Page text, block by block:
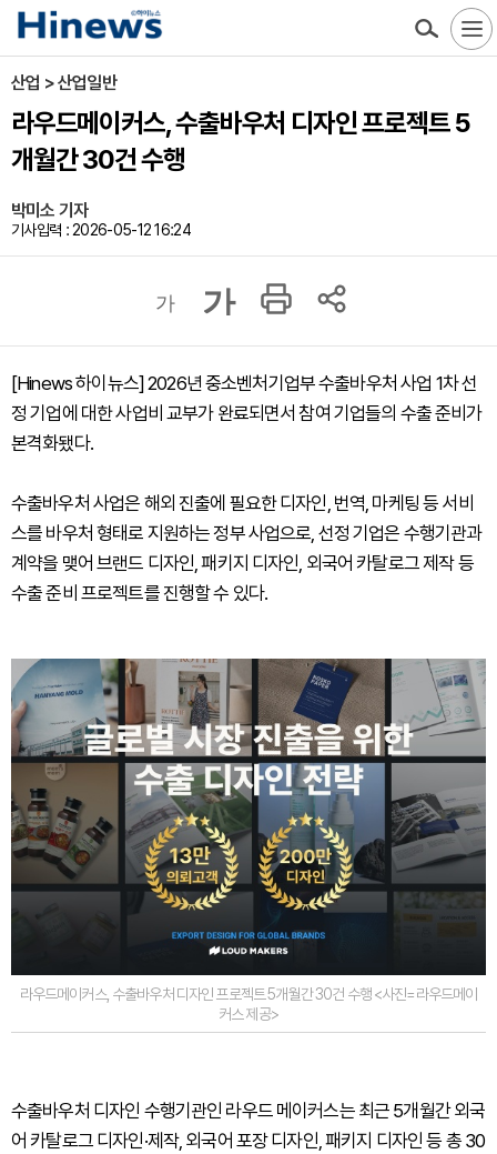
산업 > 산업일반
라우드메이커스, 수출바우처 디자인 프로젝트 5
개월간 30건 수행
박미소 기자
기사입력 : 2026-05-12 16:24
가 가
[Hinews 하이뉴스] 2026년 중소벤처기업부 수출바우처 사업 1차 선
정 기업에 대한 사업비 교부가 완료되면서 참여 기업들의 수출 준비가
본격화됐다.
수출바우처 사업은 해외 진출에 필요한 디자인, 번역, 마케팅 등 서비
스를 바우처 형태로 지원하는 정부 사업으로, 선정 기업은 수행기관과
계약을 맺어 브랜드 디자인, 패키지 디자인, 외국어 카탈로그 제작 등
수출 준비 프로젝트를 진행할 수 있다.
라우드메이커스, 수출바우처 디자인 프로젝트 5개월간 30건 수행 <사진=라우드메이
커스 제공>
수출바우처 디자인 수행기관인 라우드 메이커스는 최근 5개월간 외국
어 카탈로그 디자인·제작, 외국어 포장 디자인, 패키지 디자인 등 총 30